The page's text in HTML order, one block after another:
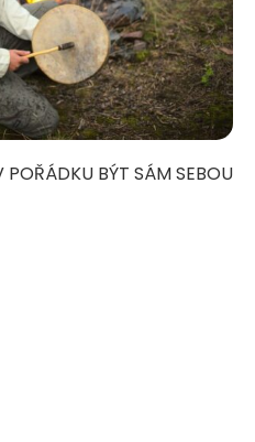
POŘÁDKU BÝT SÁM SEBOU